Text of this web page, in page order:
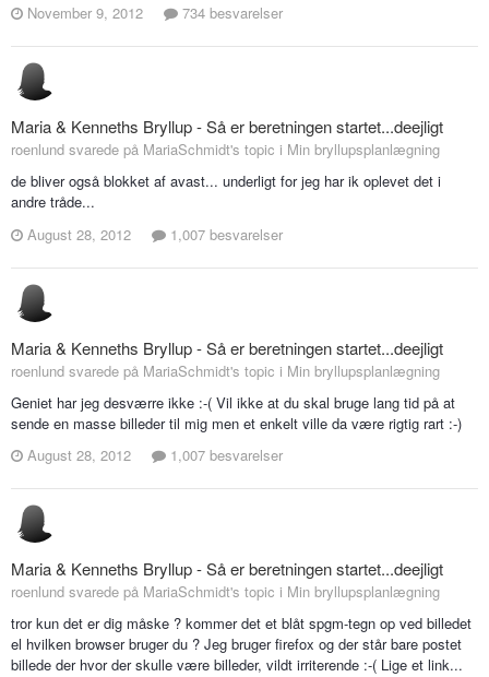
November 9, 2012
734 besvarelser
Maria & Kenneths Bryllup - Så er beretningen startet...deejligt
roenlund svarede på MariaSchmidt's topic i Min bryllupsplanlægning
de bliver også blokket af avast... underligt for jeg har ik oplevet det i
andre tråde...
August 28, 2012
1,007 besvarelser
Maria & Kenneths Bryllup - Så er beretningen startet...deejligt
roenlund svarede på MariaSchmidt's topic i Min bryllupsplanlægning
Geniet har jeg desværre ikke :-( Vil ikke at du skal bruge lang tid på at
sende en masse billeder til mig men et enkelt ville da være rigtig rart :-)
August 28, 2012
1,007 besvarelser
Maria & Kenneths Bryllup - Så er beretningen startet...deejligt
roenlund svarede på MariaSchmidt's topic i Min bryllupsplanlægning
tror kun det er dig måske ? kommer det et blåt spgm-tegn op ved billedet
el hvilken browser bruger du ? Jeg bruger firefox og der står bare postet
billede der hvor der skulle være billeder, vildt irriterende :-( Lige et link...